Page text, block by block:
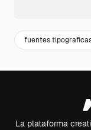
fuentes
La plataforma